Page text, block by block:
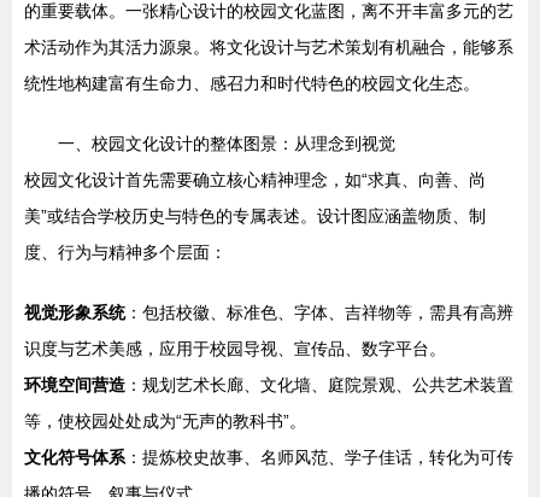
的重要载体。一张精心设计的校园文化蓝图，离不开丰富多元的艺
术活动作为其活力源泉。将文化设计与艺术策划有机融合，能够系
统性地构建富有生命力、感召力和时代特色的校园文化生态。
一、校园文化设计的整体图景：从理念到视觉
校园文化设计首先需要确立核心精神理念，如“求真、向善、尚
美”或结合学校历史与特色的专属表述。设计图应涵盖物质、制
度、行为与精神多个层面：
视觉形象系统：包括校徽、标准色、字体、吉祥物等，需具有高辨
识度与艺术美感，应用于校园导视、宣传品、数字平台。
环境空间营造 ：规划艺术长廊、文化墙、庭院景观、公共艺术装置
等，使校园处处成为“无声的教科书”。
文化符号体系：提炼校史故事、名师风范、学子佳话，转化为可传